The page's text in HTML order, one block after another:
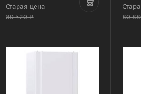
Старая цена
80 520₽
80